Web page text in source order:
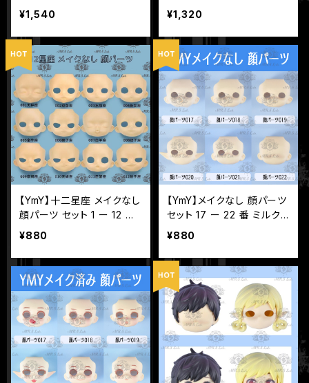
球体関節人形 UFドール
¥1,540
ホワイト肌 YmYドール 12星
¥1,320
【YmY】十二星座 メイクなし
顔パーツ セット 1 ー 12 番
ホワイト肌 YmYドール 12星
¥880
【YmY】メイクなし 顔パーツ
セット 17 ー 22 番 ミルク
肌 YmYドール
¥880